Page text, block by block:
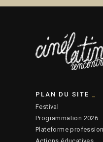
PLAN DU SITE
Festival
Programmation 2026
Plateforme